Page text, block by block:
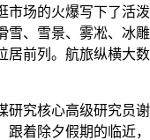
市场的火爆写下了活
雪、雪景、雾凇、冰
居前列。航旅纵横大
究核心高级研究员谢
跟着除夕假期的临近